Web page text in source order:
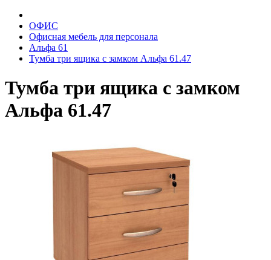
ОФИС
Офисная мебель для персонала
Альфа 61
Тумба три ящика с замком Альфа 61.47
Тумба три ящика с замком
Альфа 61.47